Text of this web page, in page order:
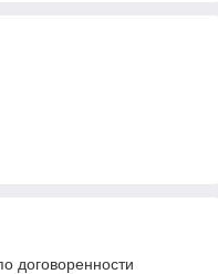
договоренности